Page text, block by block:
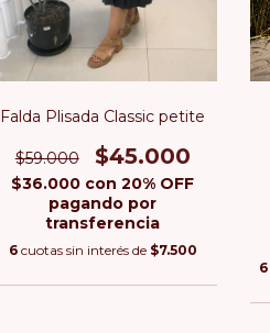
Falda Plisada Classic petite
$59.000 $45.000
$36.000 con 20% OFF
pagando por
transferencia
6 cuotas sin interés de $7.500
6